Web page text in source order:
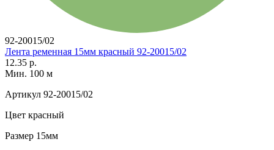
92-20015/02
Лента ременная 15мм красный 92-20015/02
12.35 р.
Мин. 100 м
Артикул 92-20015/02
Цвет красный
Размер 15мм